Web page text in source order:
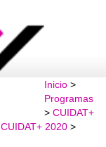
Inicio>
Programas
> CUIDAT+
CUIDAT+ 2020 >